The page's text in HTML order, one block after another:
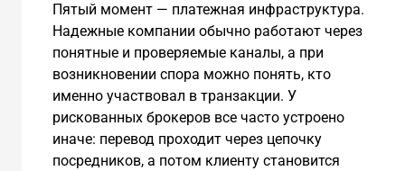
Пятый момент — платежная инфраструктура.
Надежные компании обычно работают через
понятные и проверяемые каналы, а при
возникновении спора можно понять, кто
именно участвовал в транзакции. У
рискованных брокеров все часто устроено
иначе: перевод проходит через цепочку
посредников, а потом клиенту становится